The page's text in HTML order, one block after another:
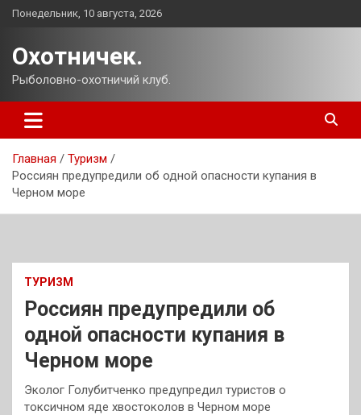
Перейти
Понедельник, 10 августа, 2026
Охотничек.
Рыболовно-охотничий клуб.
Главная
Туризм
Россиян предупредили об одной опасности купания в
Черном море
ТУРИЗМ
Россиян предупредили об
одной опасности купания в
Черном море
Эколог Голубитченко предупредил туристов о
токсичном яде хвостоколов в Черном море